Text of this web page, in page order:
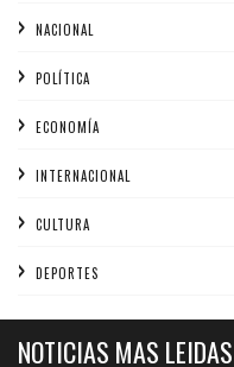
NACIONAL
POLÍTICA
ECONOMÍA
INTERNACIONAL
CULTURA
DEPORTES
NOTICIAS MAS LEIDAS